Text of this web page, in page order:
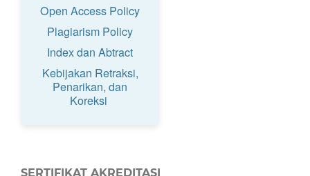
Open Access Policy
Plagiarism Policy
Index dan Abtract
Kebijakan Retraksi,
Penarikan, dan
Koreksi
SERTIFIKAT AKREDITASI